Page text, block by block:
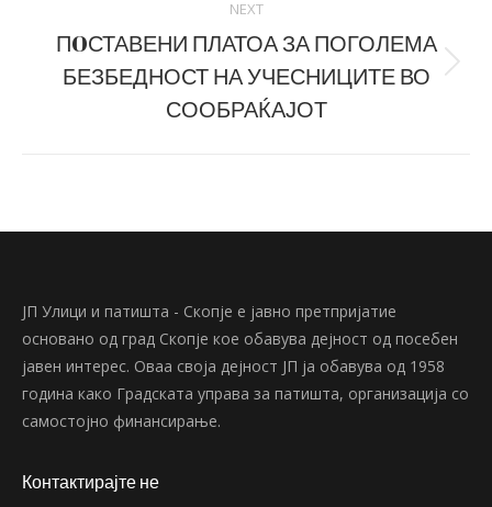
NEXT
Next
post:
ПOСТАВЕНИ ПЛАТОА ЗА ПОГОЛЕМА
БЕЗБЕДНОСТ НА УЧЕСНИЦИТЕ ВО
СООБРАЌАЈОТ
ЈП Улици и патишта - Скопје е јавно претпријатие
основано од град Скопје кое обавува дејност од посебен
јавен интерес. Оваа своја дејност ЈП ја обавува од 1958
година како Градската управа за патишта, организација со
самостојно финансирање.
Контактирајте не